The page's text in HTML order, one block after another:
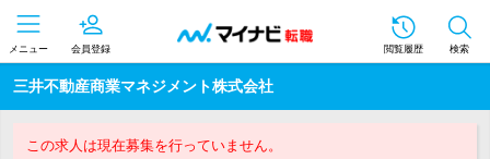
メニュー 会員登録 閲覧履歴 検索
三井不動産商業マネジメント株式会社
この求人は現在募集を行っていません。